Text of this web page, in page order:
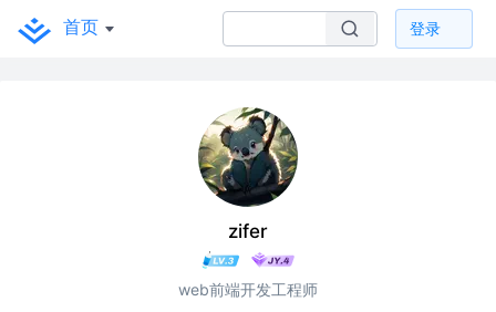
首页 登录
zifer
web前端开发工程师